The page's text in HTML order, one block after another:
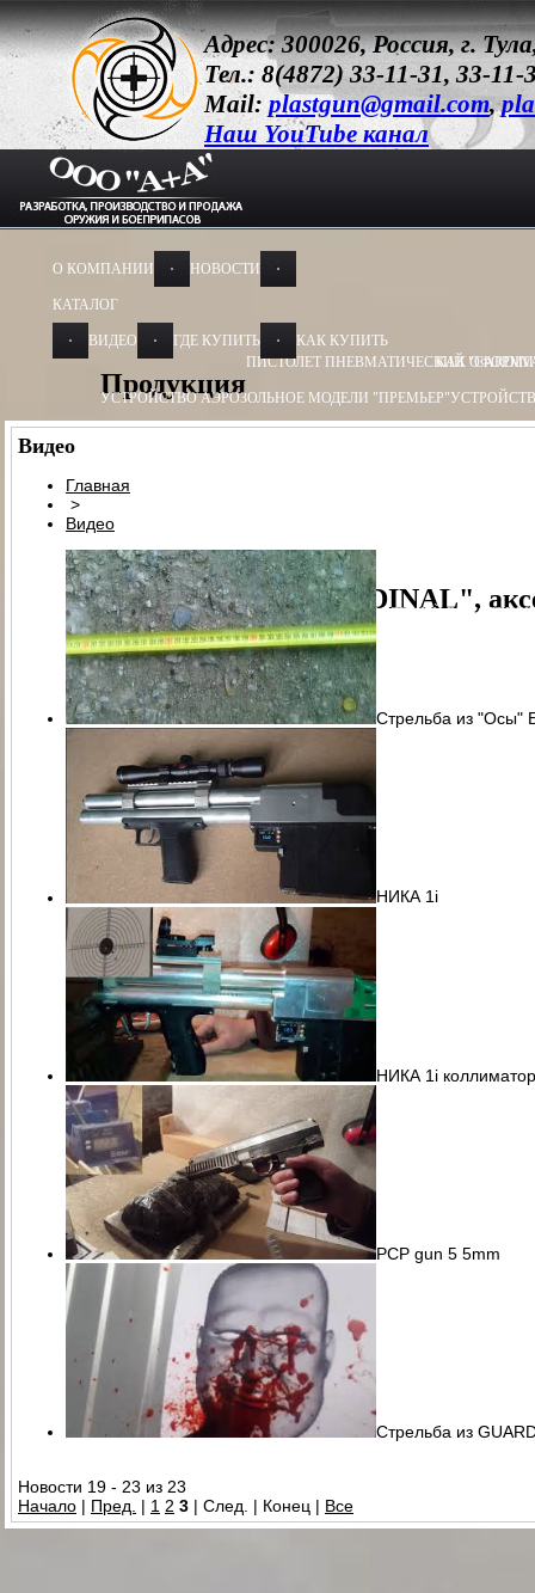
Адрес: 300026, Россия, г.
Тел.: 8(4872) 33-11-31, 33-11-
Mail: plastgun@gmail.com,
Наш YouTube канал
О КОМПАНИИ НОВОСТИ
КАТАЛОГ
Продукция
ПИСТОЛЕТ ПНЕВМАТИЧЕСКИЙ
УСТРОЙСТВО АЭРОЗОЛЬНОЕ МОДЕЛИ "ПРЕМЬЕР"
PCP-пистолет "CARDINAL",
ЭЛЕКТРОПРИКЛАДПРИКЛАД НЕЗАПРАВЛЯЕМЫЙ В СБОРЕ
ПРИКЛАД - КОЛБА ("ГОРЯЧАЯ" ЗАПРАВКА) В СБОРЕ
ПРИКЛАД - КОЛБА С РЕДУКТОРОМ ПОПЕРЕЧНЫМ В СБОРЕ
РЕДУКТОР ПОПЕРЕЧНЫЙКОЛБЫЗАТЫЛЬНИК КОЛБЫ ⌀60-61 В
СТВОЛ - 320МАГАЗИНМАГАЗИН СО СТАЛЬНЫМИ
КОМПЛЕКТ УПЛОТНИТЕЛЬНЫХ КОЛЕЦ
ВИДЕО ГДЕ КУПИТЬ
КАК КУПИТЬ
КАК
Видео
Главная
>
Видео
Стрельба из "Осы"
НИКА 1i
НИКА 1i
PCP gun 5 5mm
Стрельба из
Новости 19 - 23 из 23
Начало | Пред. | 1 2 3 | След. | Конец | Все